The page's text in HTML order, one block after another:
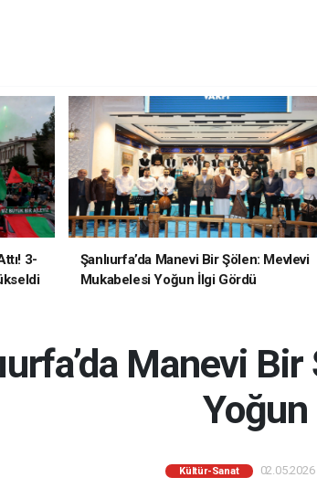
3-
Şanlıurfa’da Manevi Bir Şölen: Mevlevi
Mukabelesi Yoğun İlgi Gördü
Manevi
Kültür-Sanat